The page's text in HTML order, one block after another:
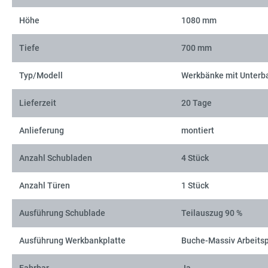
Höhe 1080 mm
Tiefe 700 mm
Typ/Modell Werkbänke mit
Lieferzeit 20 Tage
Anlieferung montiert
Anzahl Schubladen 4 Stück
Anzahl Türen 1 Stück
Ausführung Schublade Teilauszug 90 %
Ausführung Werkbankplatte Buche-Massiv